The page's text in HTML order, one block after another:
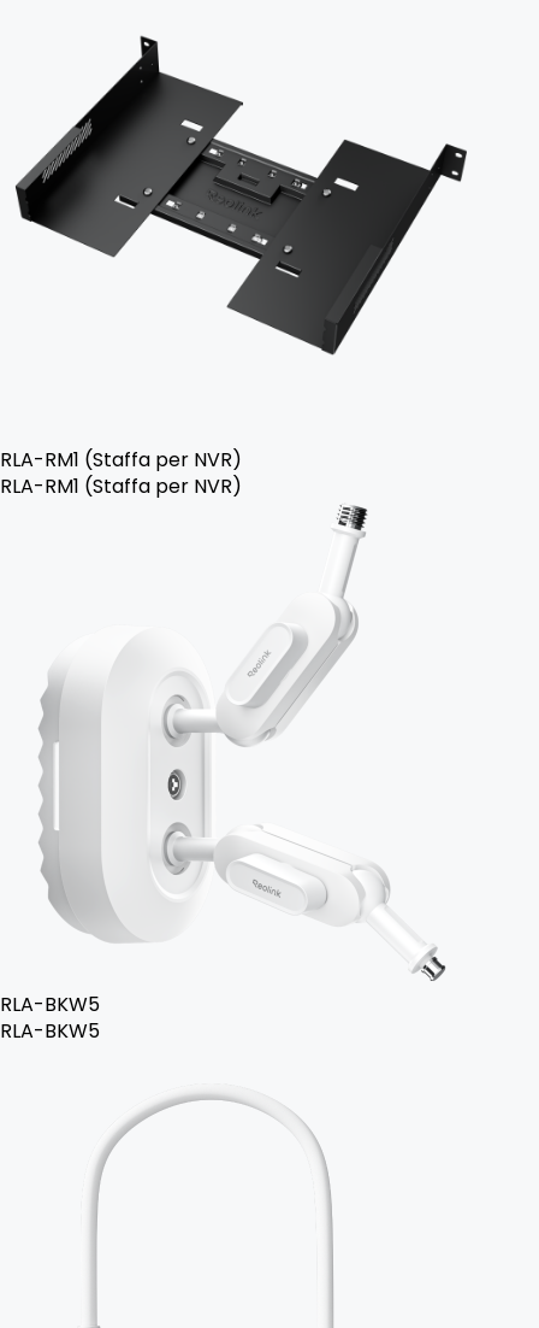
RLA-RM1 (Staffa per NVR)
RLA-RM1 (Staffa per NVR)
RLA-BKW5
RLA-BKW5